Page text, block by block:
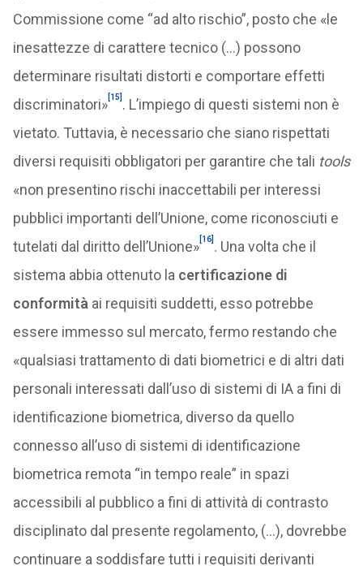
Commissione come “ad alto rischio”, posto che «le
inesattezze di carattere tecnico (…) possono
determinare risultati distorti e comportare effetti
discriminatori»[15] . L’impiego di questi sistemi non è
vietato. Tuttavia, è necessario che siano rispettati
diversi requisiti obbligatori per garantire che tali tools
«non presentino rischi inaccettabili per interessi
pubblici importanti dell’Unione, come riconosciuti e
tutelati dal diritto dell’Unione»[16] . Una volta che il
sistema abbia ottenuto la certificazione di
conformità ai requisiti suddetti, esso potrebbe
essere immesso sul mercato, fermo restando che
«qualsiasi trattamento di dati biometrici e di altri dati
personali interessati dall’uso di sistemi di IA a fini di
identificazione biometrica, diverso da quello
connesso all’uso di sistemi di identificazione
biometrica remota “in tempo reale” in spazi
accessibili al pubblico a fini di attività di contrasto
disciplinato dal presente regolamento, (…), dovrebbe
continuare a soddisfare tutti i requisiti derivanti